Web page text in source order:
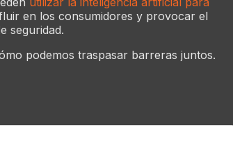
en los consumidores y provocar el
seguridad.
podemos traspasar barreras juntos.